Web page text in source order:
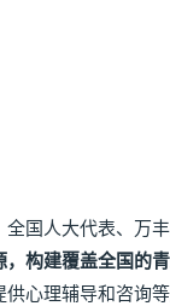
人大代表、万丰
，构建覆盖全国的
供心理辅导和咨询